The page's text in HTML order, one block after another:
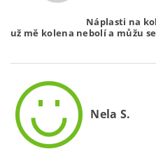
Náplasti na
už mě kolena nebolí a můžu